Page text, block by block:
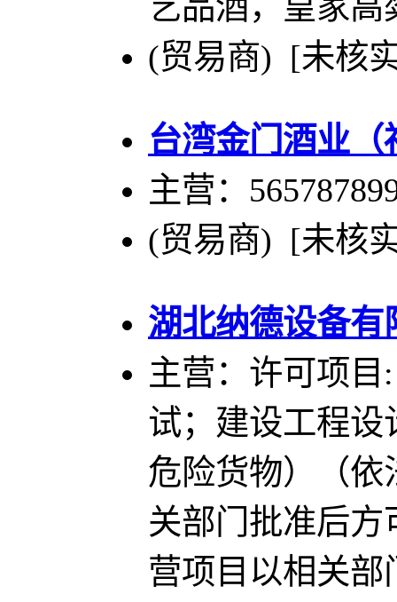
(贸易商) [未核
台湾金门酒业
主营：
(贸易商) [未核
湖北纳德设备有
主营：许可项
试；建设工程
危险货物）（依
关部门批准后
营项目以相关